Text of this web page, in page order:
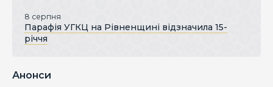
8 серпня
Парафія УГКЦ на Рівненщині відзначила 15-
річчя
Анонси